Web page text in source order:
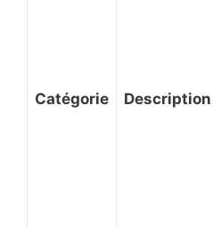
Catégorie Description